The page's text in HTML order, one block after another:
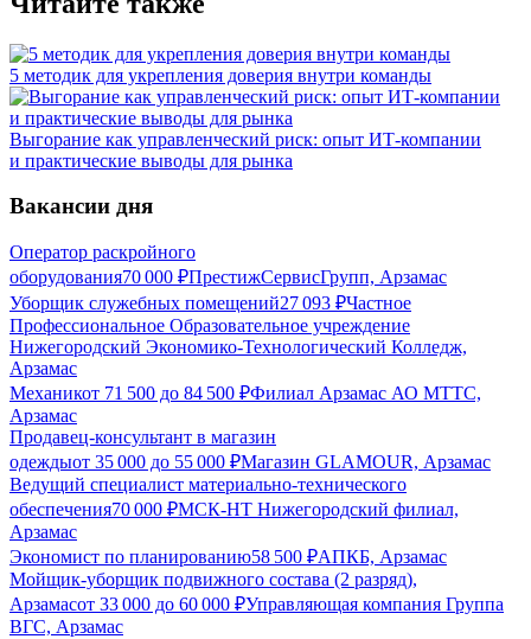
5 методик для укрепления доверия внутри команды
Выгорание как управленческий риск: опыт ИТ-компании
и практические выводы для рынка
Вакансии дня
Оператор раскройного
оборудования70 000 ₽ПрестижСервисГрупп, Арзамас
Уборщик служебных помещений27 093 ₽Частное
Профессиональное Образовательное учреждение
Нижегородский Экономико-Технологический Колледж,
Арзамас
Механикот 71 500 до 84 500 ₽Филиал Арзамас АО МТТС,
Арзамас
Продавец-консультант в магазин
одеждыот 35 000 до 55 000 ₽Магазин GLAMOUR, Арзамас
Ведущий специалист материально-технического
обеспечения70 000 ₽МСК-НТ Нижегородский филиал,
Арзамас
Экономист по планированию58 500 ₽АПКБ, Арзамас
Мойщик-уборщик подвижного состава (2 разряд),
Арзамасот 33 000 до 60 000 ₽Управляющая компания Группа
ВГС, Арзамас